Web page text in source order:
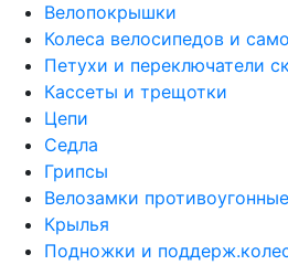
Велопокрышки
Колеса велосипедов и
Петухи и переключатели
Кассеты и трещотки
Цепи
Седла
Грипсы
Велозамки противоугонные
Крылья
Подножки и